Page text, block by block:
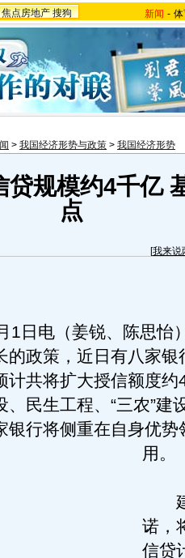
焦点房地产 搜狗 新闻 -
> 我国经济形势与政策 > 我国经济形势
贷规模约4千亿
点
[我来说
电（姜锐、陈思怡
的政策，近日有八家银
计共将扩大授信额度约
民生工程、“三农”建
银行将侧重在自身优势
用。
建
诺，
信贷